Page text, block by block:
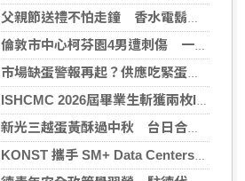
父親節送禮不怕走鐘 香水電鬍刀千年不敗
倫敦市中心柯芬園4男遭刺傷 一女涉持械攻擊被捕
市場缺蛋警報再起？供應吃緊蛋價蠢蠢欲動
ISHCMC 2026屆畢業生斬獲兩枚IB滿分，年級平均分達34.5分
新光三越蛋黃酥過中秋 台日合作開發話題新品
KONST 攜手 SM+ Data Centers、LG Sinar Mas 簽署SMX01資料中心合作協議 算力版圖正式跨足東南亞